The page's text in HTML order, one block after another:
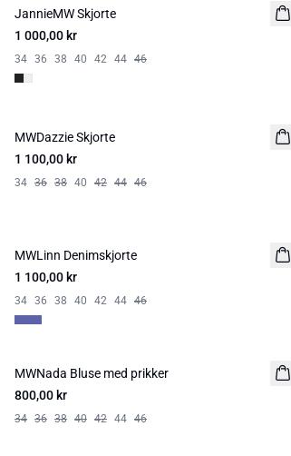
LIN
JannieMW Skjorte
1 000,00 kr
34 36 38 40 42 44 46
MWDazzie Skjorte
1 100,00 kr
34 36 38 40 42 44 46
MWLinn Denimskjorte
1 100,00 kr
34 36 38 40 42 44 46
MWNada Bluse med prikker
800,00 kr
34 36 38 40 42 44 46